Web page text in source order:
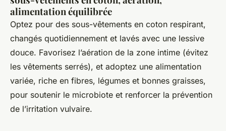
alimentation équilibrée
Optez pour des sous-vêtements en coton respirant,
changés quotidiennement et lavés avec une lessive
douce. Favorisez l’aération de la zone intime (évitez
les vêtements serrés), et adoptez une alimentation
variée, riche en fibres, légumes et bonnes graisses,
pour soutenir le microbiote et renforcer la prévention
de l’irritation vulvaire.